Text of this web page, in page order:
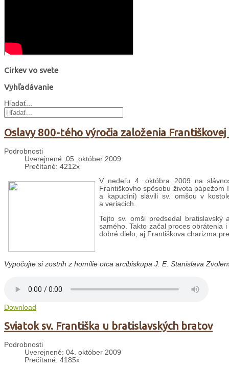
Cirkev vo svete
Vyhľadávanie
Hľadať...
Oslavy 800-tého výročia založenia Františkovej
Podrobnosti
Uverejnené: 05. október 2009
Prečítané: 4212x
V nedeľu 4. októbra 2009 na
Františkovho spôsobu života
a kapucíni) slávili sv. omšou v
a veriacich.
Tejto sv. omši predsedal
samého. Takto začal proces obrátenia
dobré dielo, aj Františkova charizma
Vypočujte si zostrih z homílie otca arcibiskupa J. E. Stanislava
Download
Sviatok sv. Františka u bratislavských bratov
Podrobnosti
Uverejnené: 04. október 2009
Prečítané: 4185x